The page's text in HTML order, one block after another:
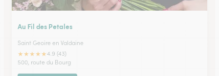
Au Fil des Petales
Saint Geoire en Valdaine
★★★★★4.9 (43)
500, route du Bourg